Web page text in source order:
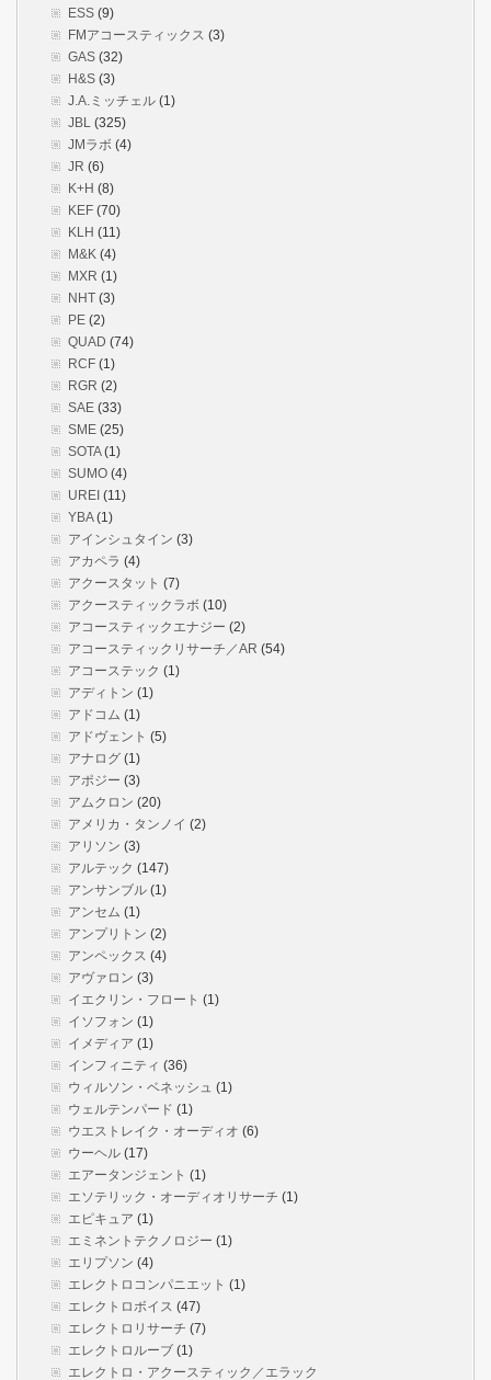
ESS (9)
FMアコースティックス (3)
GAS (32)
H&S (3)
J.A.ミッチェル (1)
JBL (325)
JMラボ (4)
JR (6)
K+H (8)
KEF (70)
KLH (11)
M&K (4)
MXR (1)
NHT (3)
PE (2)
QUAD (74)
RCF (1)
RGR (2)
SAE (33)
SME (25)
SOTA(1)
SUMO (4)
UREI (11)
YBA(1)
アインシュタイン (3)
アカペラ (4)
アクースタット (7)
アクースティックラボ (10)
アコースティックエナジー (2)
アコースティックリサーチ／AR (54)
アコーステック (1)
アディトン (1)
アドコム (1)
アドヴェント (5)
アナログ (1)
アポジー (3)
アムクロン (20)
アメリカ・タンノイ (2)
アリソン (3)
アルテック (147)
アンサンブル (1)
アンセム (1)
アンプリトン (2)
アンペックス (4)
アヴァロン (3)
イエクリン・フロート (1)
イソフォン (1)
イメディア (1)
インフィニティ (36)
ウィルソン・ベネッシュ (1)
ウェルテンパード (1)
ウエストレイク・オーディオ (6)
ウーヘル (17)
エアータンジェント (1)
エソテリック・オーディオリサーチ (1)
エピキュア (1)
エミネントテクノロジー (1)
エリプソン (4)
エレクトロコンパニエット (1)
エレクトロボイス (47)
エレクトロリサーチ (7)
エレクトロルーブ (1)
エレクトロ・アクースティック／エラック